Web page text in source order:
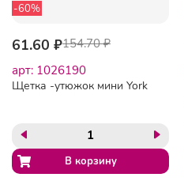
-60%
61.60 ₽154.70 ₽
арт: 1026190
Щетка -утюжок мини York